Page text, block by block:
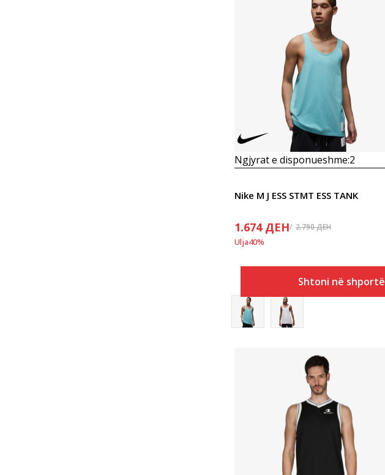
Krahasoni
Ngjyrat e disponueshme:2
Nike M J ESS STMT ESS TANK
1.674 ДЕН 2.790ДЕН
Ulja40%
Shtoni në shportë
Krahasoni